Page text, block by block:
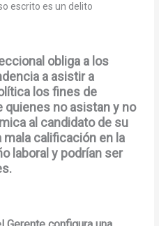
escrito es un delito
obliga a los
a asistir a
los fines de
quienes no asistan y no
al candidato de su
calificación en la
laboral y podrían ser